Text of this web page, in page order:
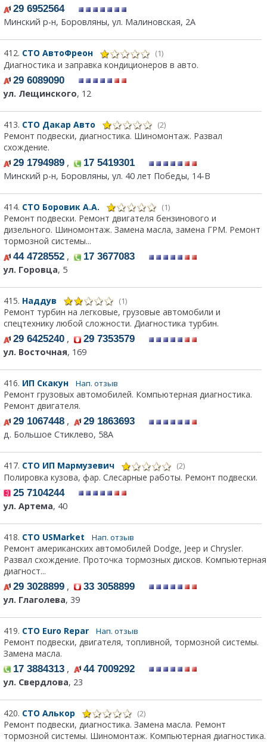
29 6952564
Минский р-н, Боровляны, ул. Малиновская, 2А
412. СТО АвтоФреон (1)
Диагностика и заправка кондиционеров в авто.
29 6089090
ул. Лещинского, 12
413. СТО Дакар Авто (2)
Ремонт подвески, диагностика. Шиномонтаж. Развал
схождение.
29 1794989 ,
17 5419301
Минский р-н, Боровляны, ул. 40 лет Победы, 14-В
414. СТО Боровик А.А. (1)
Ремонт подвески. Ремонт двигателя бензинового и
дизельного. Шиномонтаж. Замена масла, замена ГРМ. Ремонт
тормозной системы...
44 4728552 ,
17 3677083
ул. Горовца, 5
415. Наддув (1)
Ремонт турбин на легковые, грузовые автомобили и
спецтехнику любой сложности. Диагностика турбин.
29 6425240 ,
29 7353579
ул. Восточная, 169
416. ИП Скакун Нап. отзыв
Ремонт грузовых автомобилей. Компьютерная диагностика.
Ремонт двигателя.
29 1067448 ,
29 1863693
д. Большое Стиклево, 58А
417. СТО ИП Мармузевич (2)
Полировка кузова, фар. Слесарные работы. Ремонт подвески.
25 7104244
ул. Артема, 40
418. СТО USMarket Нап. отзыв
Ремонт американских автомобилей Dodge, Jeep и Chrysler.
Развал схождение. Проточка тормозных дисков. Компьютерная
диагност...
29 3028899 ,
33 3058899
ул. Глаголева, 39
419. СТО Euro Repar Нап. отзыв
Ремонт подвески, двигателя, топливной, тормозной системы.
Замена масла.
17 3884313 ,
44 7009292
ул. Свердлова, 23
420. СТО Алькор (2)
Ремонт подвески, диагностика. Замена масла. Ремонт
тормозной системы. Шиномонтаж. Компьютерная диагностика.